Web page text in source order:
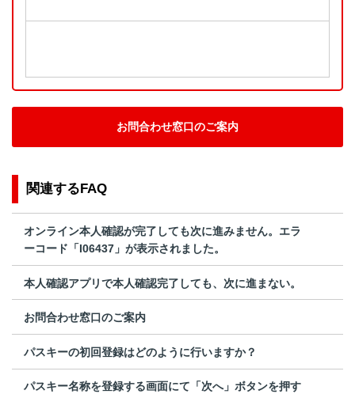
お問合わせ窓口のご案内
関連するFAQ
オンライン本人確認が完了しても次に進みません。エラ
ーコード「I06437」が表示されました。
本人確認アプリで本人確認完了しても、次に進まない。
お問合わせ窓口のご案内
パスキーの初回登録はどのように行いますか？
パスキー名称を登録する画面にて「次へ」ボタンを押す